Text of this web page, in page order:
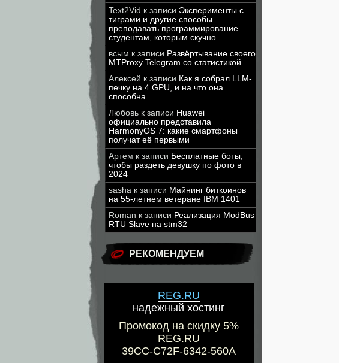
Text2Vid к записи Эксперименты с
тиграми и другие способы
преподавать программирование
студентам, которым скучно
всым к записи Развёртывание своего
MTProxy Telegram со статистикой
Алексей к записи Как я собрал LLM-
печку на 4 GPU, и на что она
способна
Любовь к записи Huawei
официально представила
HarmonyOS 7: какие смартфоны
получат её первыми
Артем к записи Бесплатные боты,
чтобы раздеть девушку по фото в
2024
sasha к записи Майнинг биткоинов
на 55-летнем ветеране IBM 1401
Roman к записи Реализация ModBus
RTU Slave на stm32
РЕКОМЕНДУЕМ
REG.RU
надежный хостинг
Промокод на скидку 5%
REG.RU
39CC-C72F-6342-560A